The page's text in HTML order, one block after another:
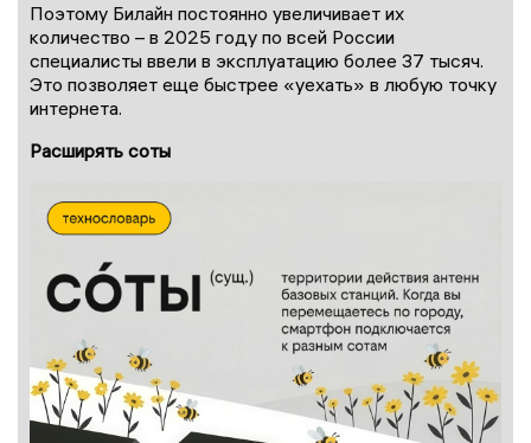
Поэтому Билайн постоянно увеличивает их
количество – в 2025 году по всей России
специалисты ввели в эксплуатацию более 37 тысяч.
Это позволяет еще быстрее «уехать» в любую точку
интернета.
Расширять соты